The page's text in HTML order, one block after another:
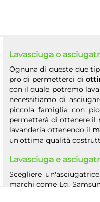
Lavasciuga o
Ognuna di queste due
pro di permetterci di
con il quale potremo
necessitiamo di
piccola famiglia con
permetterà di ottenere il
lavanderia ottenendo il
un'ottima qualità
Lavasciuga e
Scegliere
marchi come Lg,